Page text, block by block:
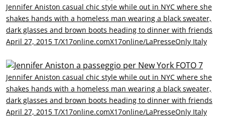
Jennifer Aniston casual chic style while out in NYC where she
shakes hands with a homeless man wearing a black sweater,
dark glasses and brown boots heading to dinner with friends
April 27, 2015 T/X17online.comX17online/LaPresseOnly Italy
Jennifer Aniston casual chic style while out in NYC where she
shakes hands with a homeless man wearing a black sweater,
dark glasses and brown boots heading to dinner with friends
April 27, 2015 T/X17online.comX17online/LaPresseOnly Italy